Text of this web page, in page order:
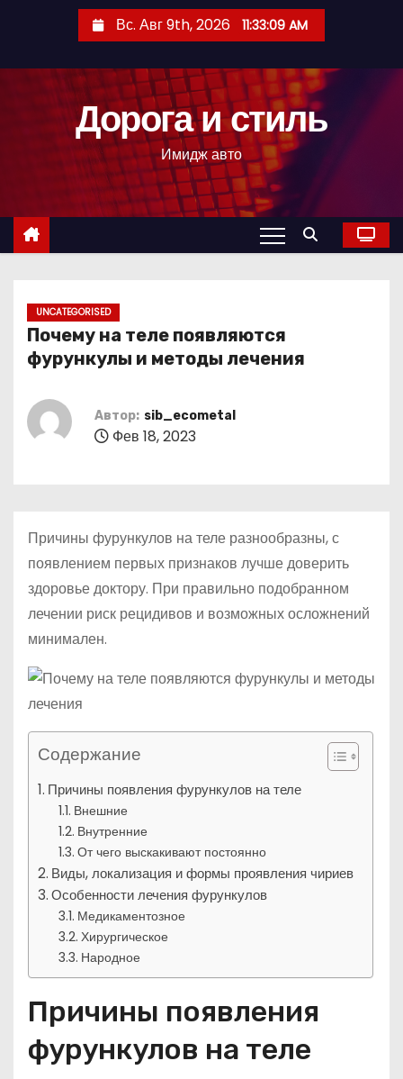
с
Вс. Авг 9th, 2026 11:33:11 AM
Дорога и стиль
Имидж авто
UNCATEGORISED
Почему на теле появляются
фурункулы и методы лечения
Автор: sib_ecometal
Фев 18, 2023
Причины фурункулов на теле разнообразны, с
появлением первых признаков лучше доверить
здоровье доктору. При правильно подобранном
лечении риск рецидивов и возможных осложнений
минимален.
Содержание
Причины появления фурункулов на теле
Внешние
Внутренние
От чего выскакивают постоянно
Виды, локализация и формы проявления чириев
Особенности лечения фурункулов
Медикаментозное
Хирургическое
Народное
Причины появления
фурункулов на теле